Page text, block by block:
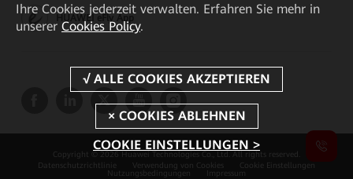
HUAWEI eFly App
Copyright © 2026 Huawei Technologies Co., Ltd. All rights reserved.
Datenschutzrichtlinie
Verwendung von Cookies
Cookie Einstellungen
Nutzungsbedingungen
Impressum
Ihre Cookies jederzeit verwalten. Erfahren Sie mehr in
unserer Cookies Policy.
COOKIE EINSTELLUNGEN >